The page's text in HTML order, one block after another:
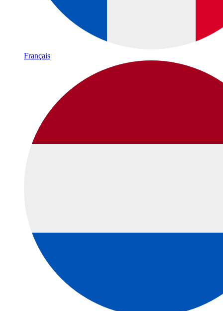
Français